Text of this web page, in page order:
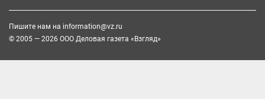
Пишите нам на information@vz.ru
© 2005 — 2026 ООО Деловая газета «Взгляд»